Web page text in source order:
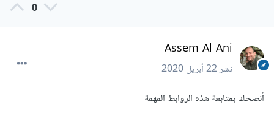
0
Assem Al Ani
نشر22 أبريل 2020
أنصحك بمتابعة هذه الروابط المهمة